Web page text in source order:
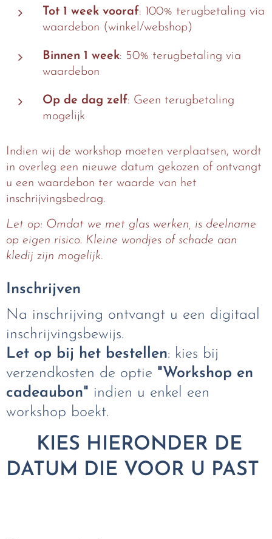
Tot 1 week vooraf: 100% terugbetaling via
waardebon (winkel/webshop)
Binnen 1 week: 50% terugbetaling via
waardebon
Op de dag zelf: Geen terugbetaling
mogelijk
Indien wij de workshop moeten verplaatsen, wordt
in overleg een nieuwe datum gekozen of ontvangt
u een waardebon ter waarde van het
inschrijvingsbedrag.
Let op: Omdat we met glas werken, is deelname
op eigen risico. Kleine wondjes of schade aan
kledij zijn mogelijk.
Inschrijven
Na inschrijving ontvangt u een digitaal
inschrijvingsbewijs.
Let op bij het bestellen: kies bij
verzendkosten de optie "Workshop en
cadeaubon" indien u enkel een
workshop boekt.
KIES HIERONDER DE
DATUM DIE VOOR U PAST